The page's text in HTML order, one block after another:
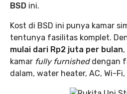
BSD ini.
Kost di BSD ini punya kamar
tentunya fasilitas komplet.
mulai dari Rp2 juta per bulan
kamar fully furnisheddengan
dalam, water heater, AC, Wi-Fi,